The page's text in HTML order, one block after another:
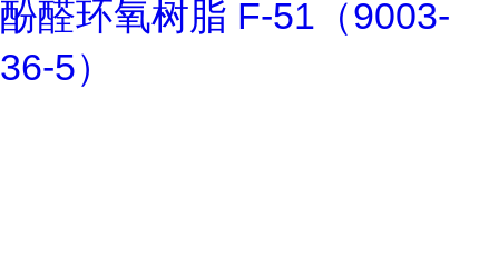
酚醛环氧树脂 F-51（9003-
36-5）